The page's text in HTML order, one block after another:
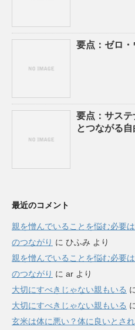
要点：ゼロ
要点：サス
とつながる自
最近のコメント
親を憎んでいることを悩む必要
のつながり に ひふみ より
親を憎んでいることを悩む必要
のつながり に ar より
大切にすべきじゃない親もいる
大切にすべきじゃない親もいる
玄米は体に悪い？体に良いとさ